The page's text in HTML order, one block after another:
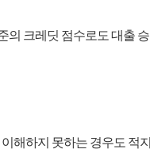
의 크레딧 점수로도 대출
해하지 못하는 경우도 적